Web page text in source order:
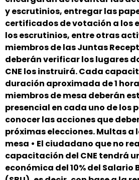
y escrutinios, entregar las
certificados de votación a los
los escrutinios, entre otras
miembros de las Juntas
deberán verificar los lugares
CNE los instruirá. Cada
duración aproximada de 1
miembros de mesa deberán
presencial en cada uno de los
conocer las acciones que
próximas elecciones. Multas a
mesa • El ciudadano que no
capacitación del CNE tendrá
económica del 10% del Salario